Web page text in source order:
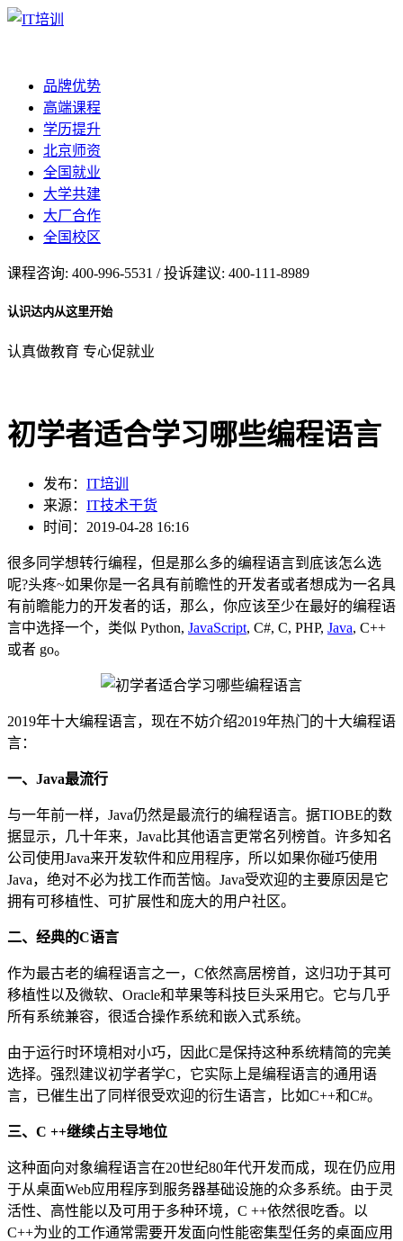
品牌优势
高端课程
学历提升
北京师资
全国就业
大学共建
大厂合作
全国校区
课程咨询: 400-996-5531 / 投诉建议: 400-111-8989
认识达内从这里开始
认真做教育 专心促就业
初学者适合学习哪些编程语言
发布： IT培训
来源： IT技术干货
时间：2019-04-28 16:16
很多同学想转行编程，但是那么多的编程语言到底该怎么选
呢?头疼~如果你是一名具有前瞻性的开发者或者想成为一名具
有前瞻能力的开发者的话，那么，你应该至少在最好的编程语
言中选择一个，类似 Python, JavaScript, C#, C, PHP, Java, C++
或者 go。
2019年十大编程语言，现在不妨介绍2019年热门的十大编程语
言：
一、Java最流行
与一年前一样，Java仍然是最流行的编程语言。据TIOBE的数
据显示，几十年来，Java比其他语言更常名列榜首。许多知名
公司使用Java来开发软件和应用程序，所以如果你碰巧使用
Java，绝对不必为找工作而苦恼。Java受欢迎的主要原因是它
拥有可移植性、可扩展性和庞大的用户社区。
二、经典的C语言
作为最古老的编程语言之一，C依然高居榜首，这归功于其可
移植性以及微软、Oracle和苹果等科技巨头采用它。它与几乎
所有系统兼容，很适合操作系统和嵌入式系统。
由于运行时环境相对小巧，因此C是保持这种系统精简的完美
选择。强烈建议初学者学C，它实际上是编程语言的通用语
言，已催生出了同样很受欢迎的衍生语言，比如C++和C#。
三、C ++继续占主导地位
这种面向对象编程语言在20世纪80年代开发而成，现在仍应用
于从桌面Web应用程序到服务器基础设施的众多系统。由于灵
活性、高性能以及可用于多种环境，C ++依然很吃香。以
C++为业的工作通常需要开发面向性能密集型任务的桌面应用